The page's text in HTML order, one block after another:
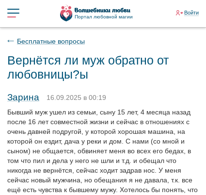
Портал любовной магии
Войти
Бесплатные вопросы
Вернётся ли муж обратно от
любовницы?ы
Зарина
16.09.2025 в 00:19
Бывший муж ушел из семьи, сыну 15 лет, 4 месяца назад
после 16 лет совместной жизни и сейчас в отношениях с
очень давней подругой, у которой хорошая машина, на
которой он ездит, дача у реки и дом. С нами (со мной и
сыном) не общается, обвиняет меня во всех его бедах, в
том что пил и дела у него не шли и т.д. и обещал что
никогда не вернётся, сейчас ходит задрав нос. У меня
сейчас новый мужчина, но обещания я не давала, т.к. все
ещё есть чувства к бывшему мужу. Хотелось бы понять, что